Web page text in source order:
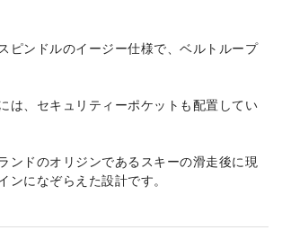
ピンドルのイージー仕様で、ベルトループ
は、セキュリティーポケットも配置してい
ンドのオリジンであるスキーの滑走後に現
ンになぞらえた設計です。